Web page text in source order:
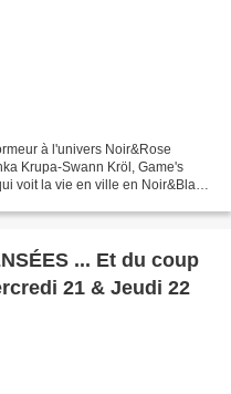
à l'univers Noir&Rose
Krupa-Swann Kröl, Game's
voit la vie en ville en Noir&Blanc
... Et du coup
21 & Jeudi 22